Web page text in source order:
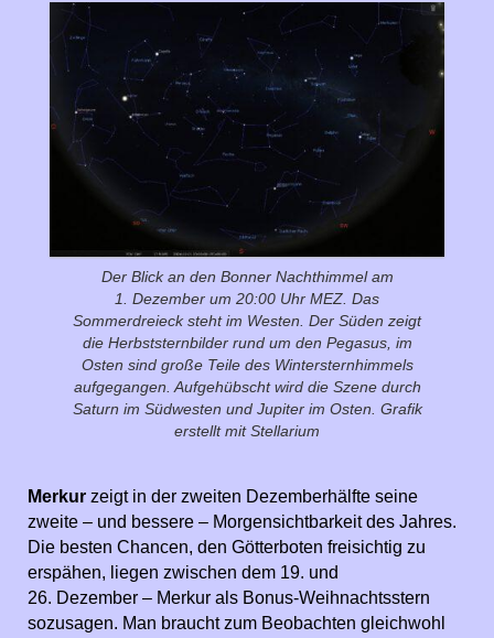
Der Blick an den Bonner Nachthimmel am
1. Dezember um 20:00 Uhr MEZ. Das
Sommerdreieck steht im Westen. Der Süden zeigt
die Herbststernbilder rund um den Pegasus, im
Osten sind große Teile des Wintersternhimmels
aufgegangen. Aufgehübscht wird die Szene durch
Saturn im Südwesten und Jupiter im Osten. Grafik
erstellt mit Stellarium
Merkur zeigt in der zweiten Dezemberhälfte seine
zweite – und bessere – Morgensichtbarkeit des Jahres.
Die besten Chancen, den Götterboten freisichtig zu
erspähen, liegen zwischen dem 19. und
26. Dezember – Merkur als Bonus-Weihnachtsstern
sozusagen. Man braucht zum Beobachten gleichwohl